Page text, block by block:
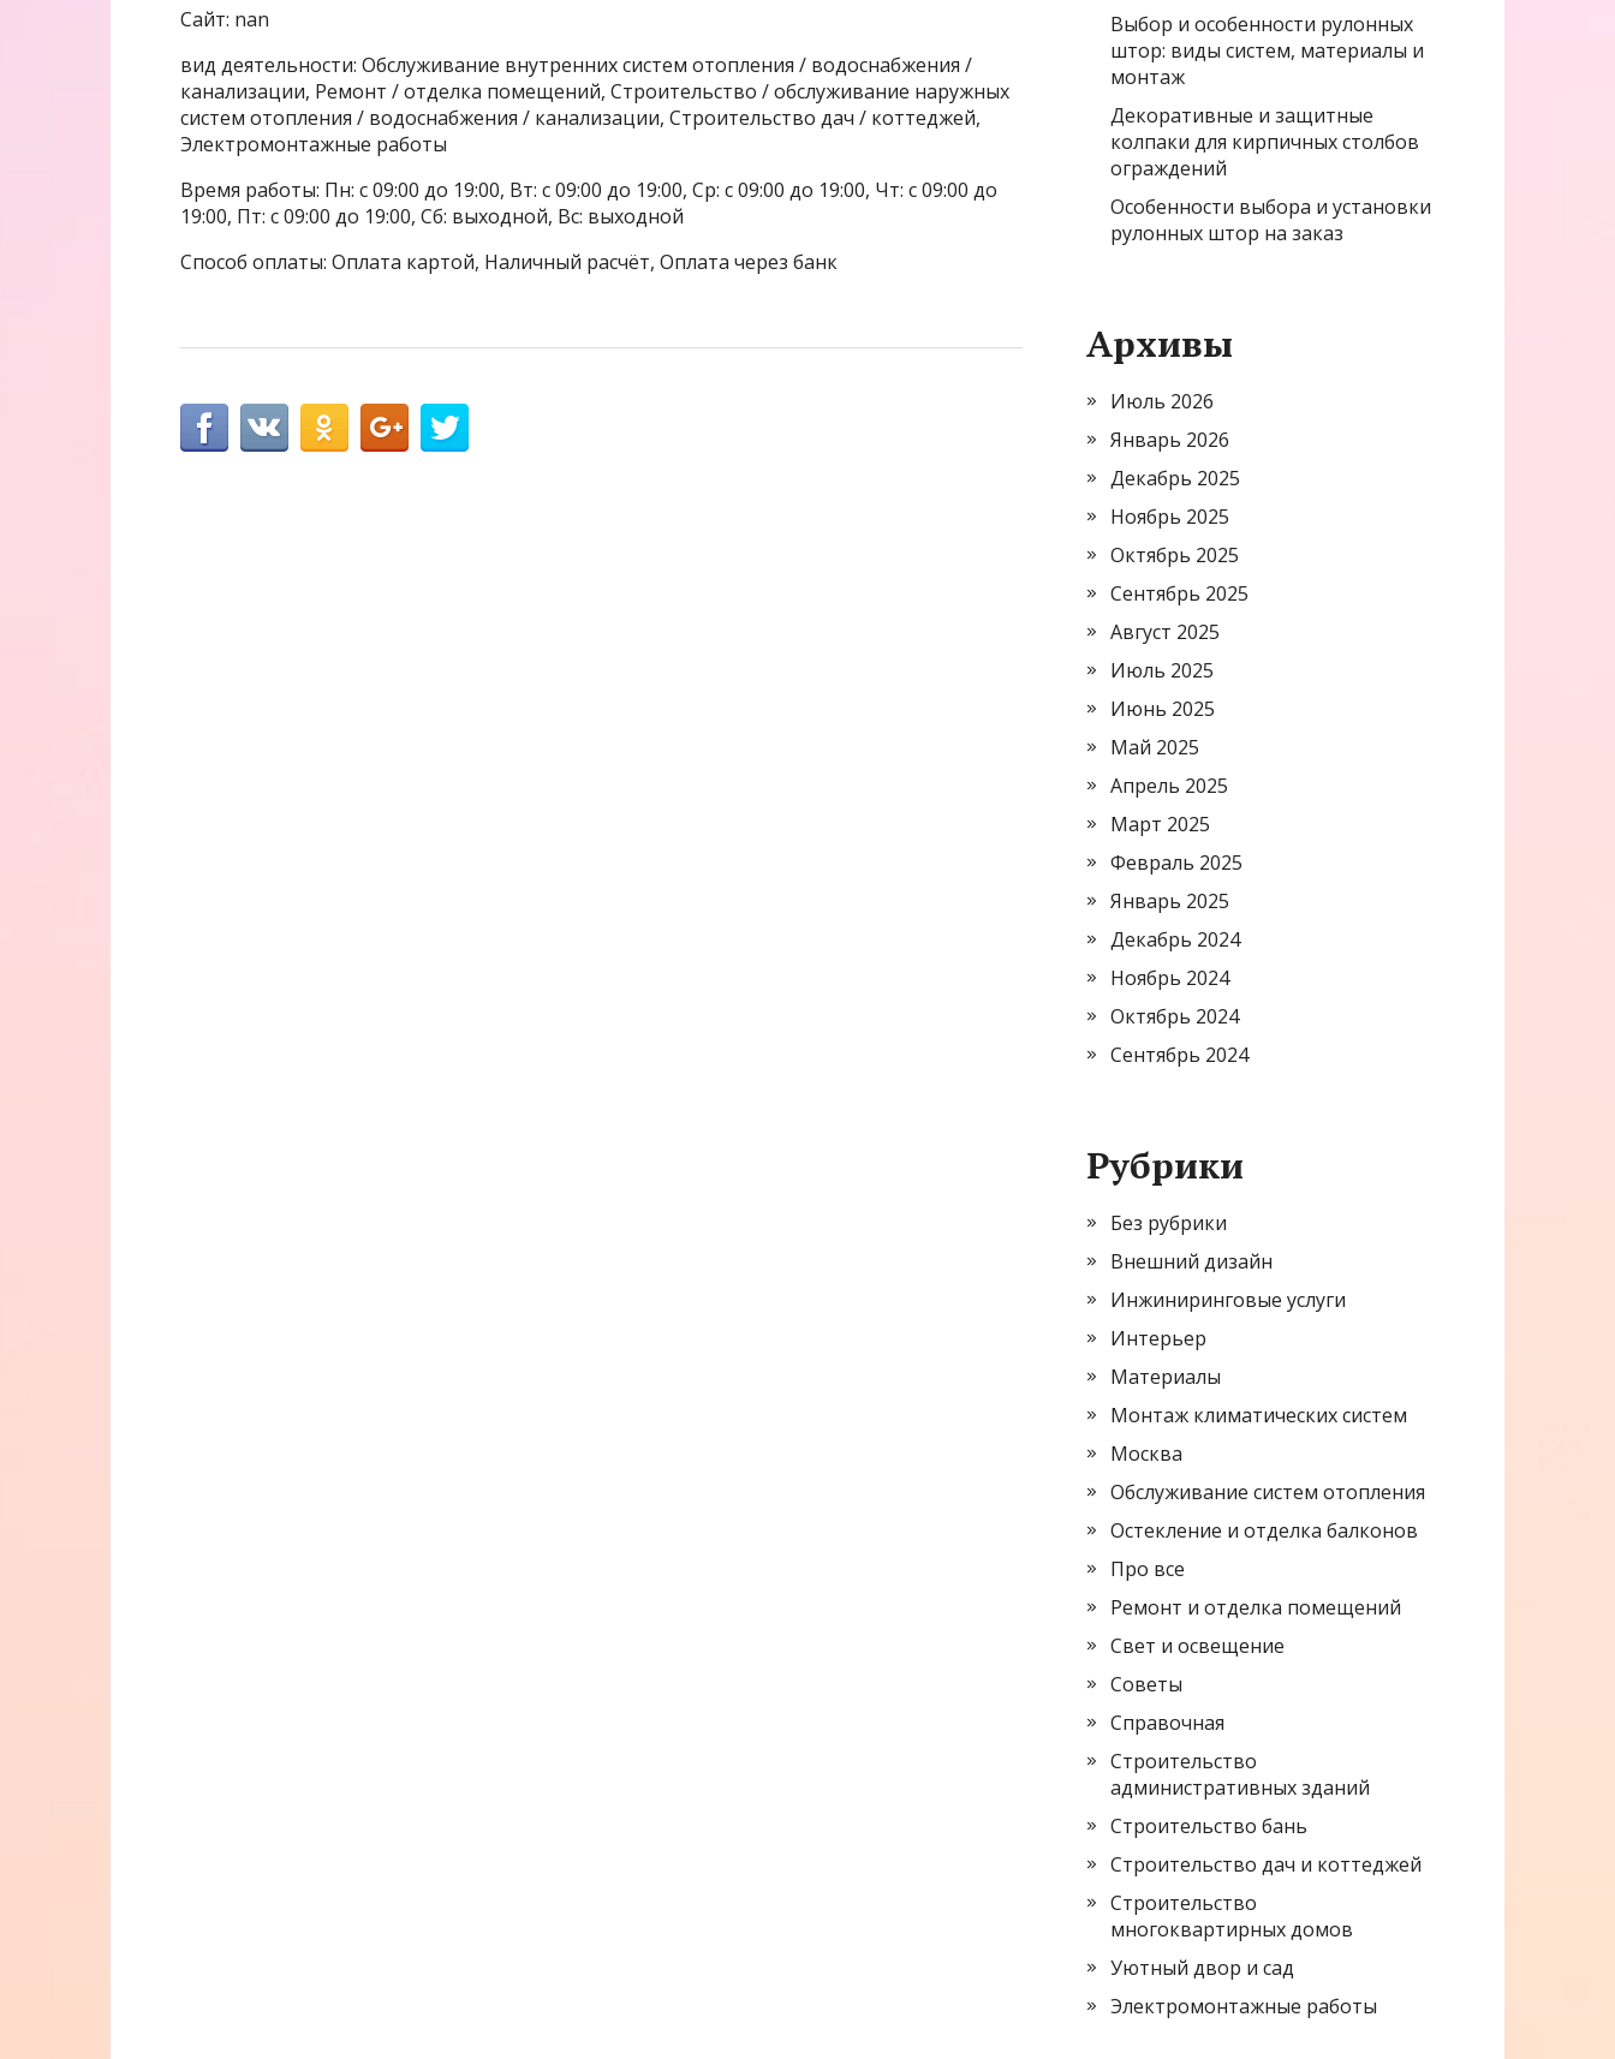
Сайт: nan
вид деятельности: Обслуживание внутренних систем отопления / водоснабжения /
канализации, Ремонт / отделка помещений, Строительство / обслуживание наружных
систем отопления / водоснабжения / канализации, Строительство дач / коттеджей,
Электромонтажные работы
Время работы: Пн: с 09:00 до 19:00, Вт: с 09:00 до 19:00, Ср: с 09:00 до 19:00, Чт: с 09:00 до
19:00, Пт: с 09:00 до 19:00, Сб: выходной, Вс: выходной
Способ оплаты: Оплата картой, Наличный расчёт, Оплата через банк
Выбор и особенности рулонных
штор: виды систем, материалы и
монтаж
Декоративные и защитные
колпаки для кирпичных столбов
ограждений
Особенности выбора и установки
рулонных штор на заказ
Архивы
Июль 2026
Январь 2026
Декабрь 2025
Ноябрь 2025
Октябрь 2025
Сентябрь 2025
Август 2025
Июль 2025
Июнь 2025
Май 2025
Апрель 2025
Март 2025
Февраль 2025
Январь 2025
Декабрь 2024
Ноябрь 2024
Октябрь 2024
Сентябрь 2024
Рубрики
Без рубрики
Внешний дизайн
Инжиниринговые услуги
Интерьер
Материалы
Монтаж климатических систем
Москва
Обслуживание систем отопления
Остекление и отделка балконов
Про все
Ремонт и отделка помещений
Свет и освещение
Советы
Справочная
Строительство
административных зданий
Строительство бань
Строительство дач и коттеджей
Строительство
многоквартирных домов
Уютный двор и сад
Электромонтажные работы